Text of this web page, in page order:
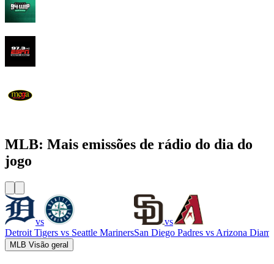
MLB: Mais emissões de rádio do dia do
jogo
vs
Detroit Tigers vs Seattle Mariners
vs
San Diego Padres vs Arizona
MLB Visão geral